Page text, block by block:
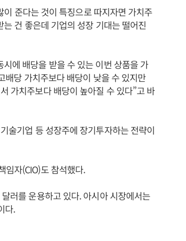
준다는 것이 특징으로 따지자면 가치주
건 좋은데 기업의 성장 기대는 떨어진
에 배당을 받을 수 있는 이번 상품을 가
배당 가치주보다 배당이 낮을 수 있지만
가치주보다 배당이 높아질 수 있다”고 바
술기업 등 성장주에 장기투자하는 전략이
임자(CIO)도 참석했다.
러를 운용하고 있다. 아시아 시장에서는
다.